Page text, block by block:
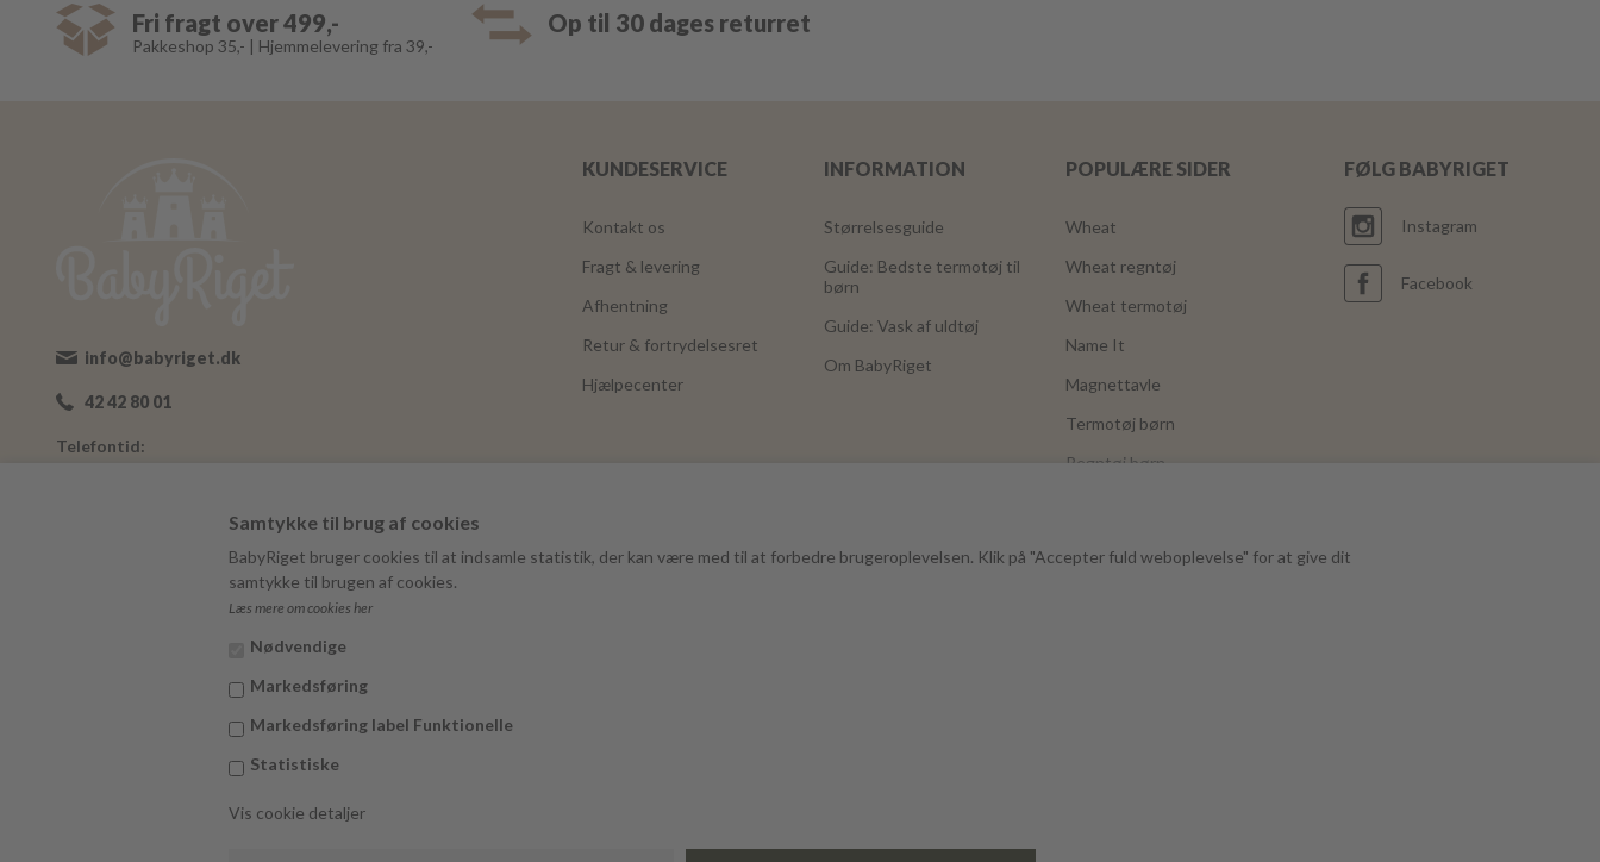
Samtykke til brug af cookies
BabyRiget bruger cookies til at indsamle statistik, der kan være med til at forbedre brugeroplevelsen. Klik på "Accepter fuld weboplevelse" for at give dit
samtykke til brugen af cookies.
Læs mere om cookies her
Nødvendige
Markedsføring
Markedsføring label Funktionelle
Statistiske
Vis cookie detaljer
Fri fragt over 499,-
Pakkeshop 35,- | Hjemmelevering fra 39,-
Op til 30 dages returret
info@babyriget.dk
42 42 80 01
Telefontid:
KUNDESERVICE
Kontakt os
Fragt & levering
Afhentning
Retur & fortrydelsesret
Hjælpecenter
INFORMATION
Størrelsesguide
Guide: Bedste termotøj til
børn
Guide: Vask af uldtøj
Om BabyRiget
POPULÆRE SIDER
Wheat
Wheat regntøj
Wheat termotøj
Name It
Magnettavle
Termotøj børn
Regntøj børn
FØLG BABYRIGET
Instagram
Facebook